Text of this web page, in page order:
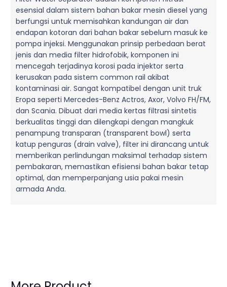
esensial dalam sistem bahan bakar mesin diesel yang
berfungsi untuk memisahkan kandungan air dan
endapan kotoran dari bahan bakar sebelum masuk ke
pompa injeksi. Menggunakan prinsip perbedaan berat
jenis dan media filter hidrofobik, komponen ini
mencegah terjadinya korosi pada injektor serta
kerusakan pada sistem common rail akibat
kontaminasi air. Sangat kompatibel dengan unit truk
Eropa seperti Mercedes-Benz Actros, Axor, Volvo FH/FM,
dan Scania. Dibuat dari media kertas filtrasi sintetis
berkualitas tinggi dan dilengkapi dengan mangkuk
penampung transparan (transparent bowl) serta
katup penguras (drain valve), filter ini dirancang untuk
memberikan perlindungan maksimal terhadap sistem
pembakaran, memastikan efisiensi bahan bakar tetap
optimal, dan memperpanjang usia pakai mesin
armada Anda.